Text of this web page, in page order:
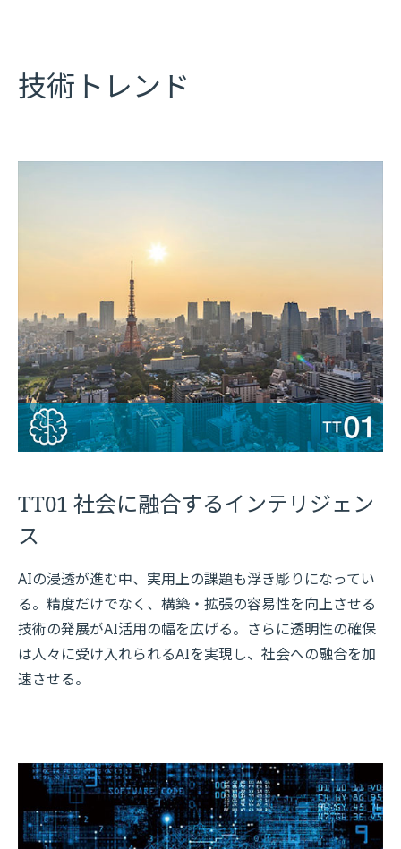
技術トレンド
TT01 社会に融合するインテリジェン
ス
AIの浸透が進む中、実用上の課題も浮き彫りになってい
る。精度だけでなく、構築・拡張の容易性を向上させる
技術の発展がAI活用の幅を広げる。さらに透明性の確保
は人々に受け入れられるAIを実現し、社会への融合を加
速させる。